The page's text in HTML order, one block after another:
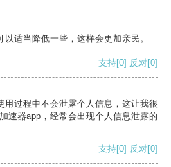
适当降低一些，这样会更加亲民。
支持[0] 反对[0]
用过程中不会泄露个人信息，这让我很
速器app，经常会出现个人信息泄露的
支持[0] 反对[0]